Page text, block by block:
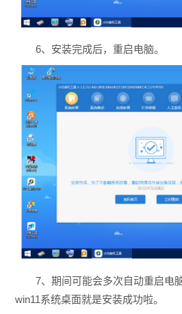
6、安装完成后，重启电脑。
7、期间可能会多次自动重启电
win11系统桌面就是安装成功啦。